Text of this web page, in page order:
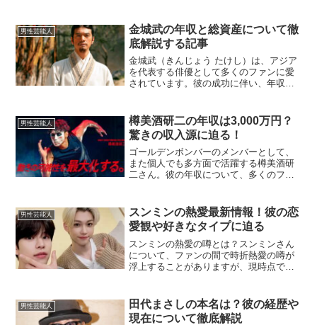
ヒカキンの本名に焦点を当てて、その由
来やエピ...
男性芸能人
金城武の年収と総資産について徹
底解説する記事
金城武（きんじょう たけし）は、アジア
を代表する俳優として多くのファンに愛
されています。彼の成功に伴い、年収や
く見ていきます。金城武の年収はどのく
らいですか？金城武の年収...
男性芸能人
樽美酒研二の年収は3,000万円？
驚きの収入源に迫る！
ゴールデンボンバーのメンバーとして、
また個人でも多方面で活躍する樽美酒研
二さん。彼の年収について、多くのファ
報を詳しく掘り下げていきます。樽美酒
研二の年収はどのくらい？...
男性芸能人
スンミンの熱愛最新情報！彼の恋
愛観や好きなタイプに迫る
スンミンの熱愛の噂とは？スンミンさん
について、ファンの間で時折熱愛の噂が
浮上することがありますが、現時点では
性アイドルとの「匂わせ」とされる行動
が話題になることがありま...
男性芸能人
田代まさしの本名は？彼の経歴や
現在について徹底解説